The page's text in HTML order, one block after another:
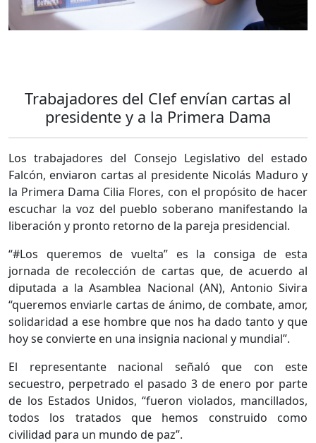
Trabajadores del Clef envían cartas al
presidente y a la Primera Dama
Los trabajadores del Consejo Legislativo del estado
Falcón, enviaron cartas al presidente Nicolás Maduro y
la Primera Dama Cilia Flores, con el propósito de hacer
escuchar la voz del pueblo soberano manifestando la
liberación y pronto retorno de la pareja presidencial.
“#Los queremos de vuelta” es la consiga de esta
jornada de recolección de cartas que, de acuerdo al
diputada a la Asamblea Nacional (AN), Antonio Sivira
“queremos enviarle cartas de ánimo, de combate, amor,
solidaridad a ese hombre que nos ha dado tanto y que
hoy se convierte en una insignia nacional y mundial”.
El representante nacional señaló que con este
secuestro, perpetrado el pasado 3 de enero por parte
de los Estados Unidos, “fueron violados, mancillados,
todos los tratados que hemos construido como
civilidad para un mundo de paz”.